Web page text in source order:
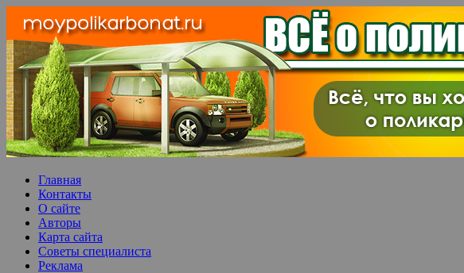
Главная
Контакты
О сайте
Авторы
Карта сайта
Советы специалиста
Реклама